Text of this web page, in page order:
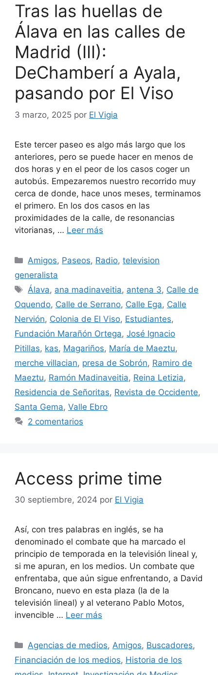
Tras las huellas de
Álava en las calles de
Madrid (III):
DeChamberí a Ayala,
pasando por El Viso
3 marzo, 2025 por El Vigia
Este tercer paseo es algo más largo que los
anteriores, pero se puede hacer en menos de
dos horas y en el peor de los casos coger un
autobús. Empezaremos nuestro recorrido muy
cerca de donde, hace unos meses, terminamos
el primero. En los dos casos en las
proximidades de la calle, de resonancias
vitorianas, … Leer más
Categorías
Amigos, Paseos, Radio,television
generalista
Etiquetas
Álava, ana madinaveitia, antena 3, Calle de
Oquendo, Calle de Serrano, Calle Ega, Calle
Nervión, Colonia de El Viso, Estudiantes,
Fundación Marañón Ortega, José Ignacio
Pitillas, kas, Magariños, María de Maeztu,
merche villacian, presa de Sobrón, Ramiro de
Maeztu, Ramón Madinaveitia, Reina Letizia,
Residencia de Señoritas, Revista de Occidente,
Santa Gema, Valle Ebro
2 comentarios
Access prime time
30 septiembre, 2024 por El Vigia
Así, con tres palabras en inglés, se ha
denominado el combate que ha marcado el
principio de temporada en la televisión lineal y,
si me apuran, en los medios. Un combate que
enfrentaba, que aún sigue enfrentando, a David
Broncano, nuevo en esta plaza (la de la
televisión lineal) y al veterano Pablo Motos,
invencible … Leer más
Categorías
Agencias de medios,Amigos, Buscadores,
Financiación de los medios, Historia de los